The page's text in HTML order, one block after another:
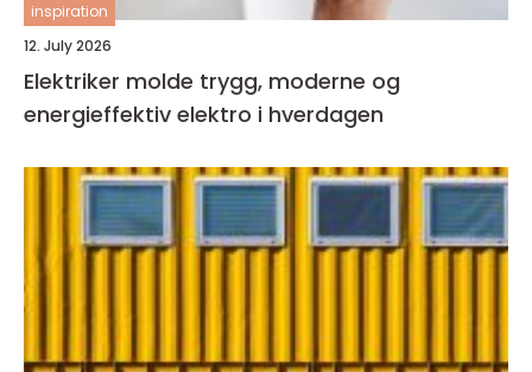
inspiration
12. July 2026
Elektriker molde trygg, moderne og
energieffektiv elektro i hverdagen